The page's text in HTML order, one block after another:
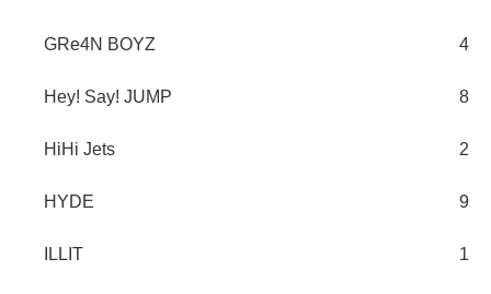
GRe4N BOYZ 4
Hey! Say! JUMP 8
HiHi Jets 2
HYDE 9
ILLIT 1